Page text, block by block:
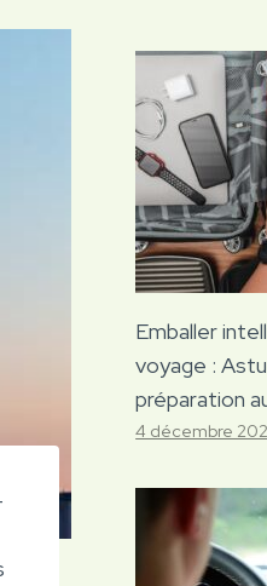
Emballer
voyage :
préparation
4 décembre